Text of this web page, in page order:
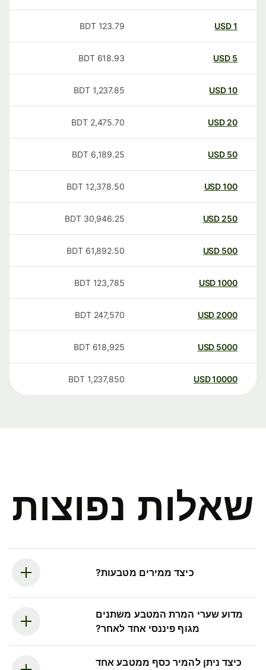
USD
123.79
BDT
USD
618.93
BDT
USD
1,237.85
BDT
20
USD
2,475.70
BDT
50
USD
6,189.25
BDT
100
USD
12,378.50
BDT
250
USD
30,946.25
BDT
500
USD
61,892.50
BDT
1000
USD
123,785
BDT
2000
USD
247,570
BDT
5000
USD
618,925
BDT
10000
USD
1,237,850
BDT
שאלות נפוצות
כיצד ממירים מטבעות?
מדוע שערי המרת המטבע משתנים
מגוף פיננסי אחד לאחר?
כיצד ניתן להמיר כסף ממטבע אחד